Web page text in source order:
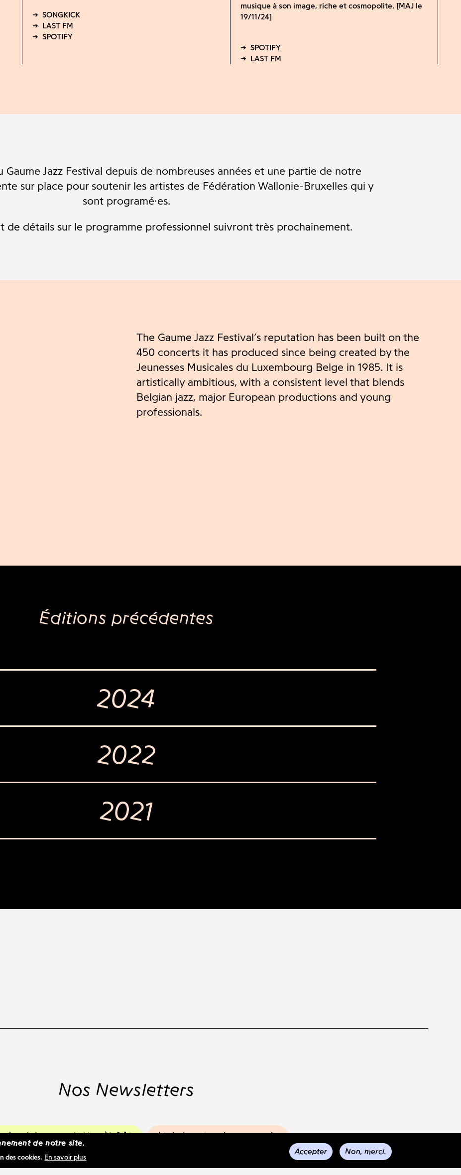
musique à son image, riche et cosmopolite. [MAJ le
19/11/24]
Jazz Festival depuis de nombreuses années et une partie de notre
sur place pour soutenir les artistes de Fédération Wallonie-Bruxelles qui y
sont programé·es.
de détails sur le programme professionnel suivront très prochainement.
The Gaume Jazz Festival’s reputation has been built on the
450 concerts it has produced since being created by the
Jeunesses Musicales du Luxembourg Belge in 1985. It is
artistically ambitious, with a consistent level that blends
Belgian jazz, major European productions and young
professionals.
Éditions précédentes
2024
2022
2021
Nos Newsletters
à la newsletter WBM Voir les derniers envois
de notre site.
des cookies. En savoir plus
Accepter Non, merci.